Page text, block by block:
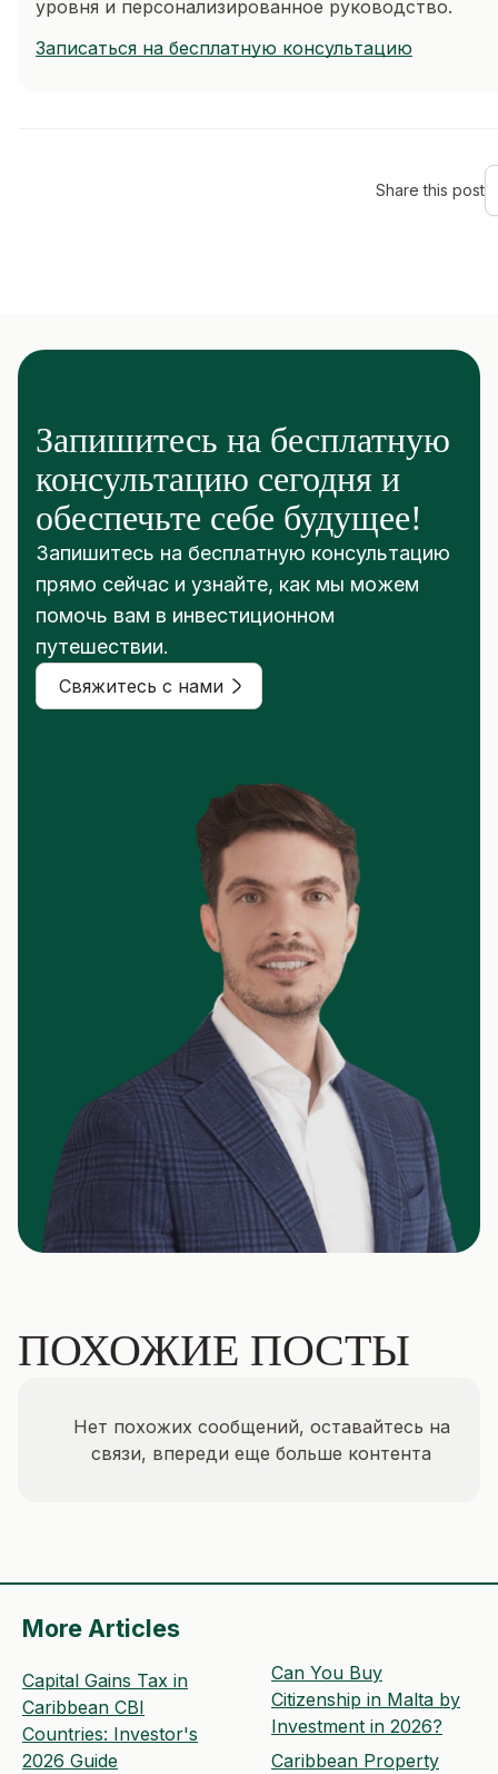
уровня и персонализированное руководство.
Записаться на бесплатную консультацию
Share this post
Запишитесь на бесплатную
консультацию сегодня и
обеспечьте себе будущее!
Запишитесь на бесплатную консультацию
прямо сейчас и узнайте, как мы можем
помочь вам в инвестиционном
путешествии.
Свяжитесь с нами
ПОХОЖИЕ ПОСТЫ
Нет похожих сообщений, оставайтесь на
связи, впереди еще больше контента
More Articles
Capital Gains Tax in
Caribbean CBI
Countries: Investor's
2026 Guide
Can You Buy
Citizenship in Malta by
Investment in 2026?
Caribbean Property